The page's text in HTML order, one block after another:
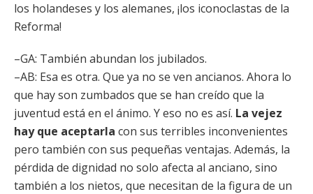
los holandeses y los alemanes, ¡los iconoclastas de la
Reforma!
–GA: También abundan los jubilados.
–AB: Esa es otra. Que ya no se ven ancianos. Ahora lo
que hay son zumbados que se han creído que la
juventud está en el ánimo. Y eso no es así. La vejez
hay que aceptarla con sus terribles inconvenientes
pero también con sus pequeñas ventajas. Además, la
pérdida de dignidad no solo afecta al anciano, sino
también a los nietos, que necesitan de la figura de un